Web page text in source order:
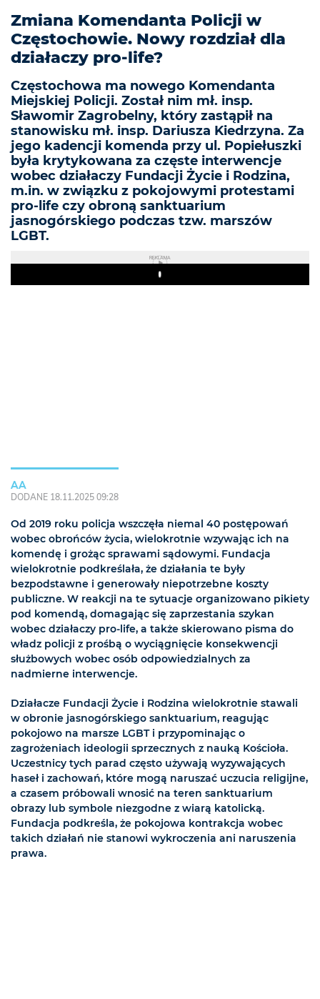
Zmiana Komendanta Policji w
Częstochowie. Nowy rozdział dla
działaczy pro-life?
Częstochowa ma nowego Komendanta
Miejskiej Policji. Został nim mł. insp.
Sławomir Zagrobelny, który zastąpił na
stanowisku mł. insp. Dariusza Kiedrzyna. Za
jego kadencji komenda przy ul. Popiełuszki
była krytykowana za częste interwencje
wobec działaczy Fundacji Życie i Rodzina,
m.in. w związku z pokojowymi protestami
pro-life czy obroną sanktuarium
jasnogórskiego podczas tzw. marszów
LGBT.
REKLAMA
Play
AA
DODANE 18.11.2025 09:28
Od 2019 roku policja wszczęła niemal 40 postępowań
wobec obrońców życia, wielokrotnie wzywając ich na
komendę i grożąc sprawami sądowymi. Fundacja
wielokrotnie podkreślała, że działania te były
bezpodstawne i generowały niepotrzebne koszty
publiczne. W reakcji na te sytuacje organizowano pikiety
pod komendą, domagając się zaprzestania szykan
wobec działaczy pro-life, a także skierowano pisma do
władz policji z prośbą o wyciągnięcie konsekwencji
służbowych wobec osób odpowiedzialnych za
nadmierne interwencje.
Działacze Fundacji Życie i Rodzina wielokrotnie stawali
w obronie jasnogórskiego sanktuarium, reagując
pokojowo na marsze LGBT i przypominając o
zagrożeniach ideologii sprzecznych z nauką Kościoła.
Uczestnicy tych parad często używają wyzywających
haseł i zachowań, które mogą naruszać uczucia religijne,
a czasem próbowali wnosić na teren sanktuarium
obrazy lub symbole niezgodne z wiarą katolicką.
Fundacja podkreśla, że pokojowa kontrakcja wobec
takich działań nie stanowi wykroczenia ani naruszenia
prawa.